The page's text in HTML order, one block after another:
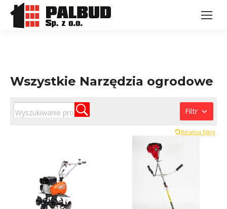
Wszystkie Narzędzia ogrodowe
Filtr
Resetuj filtry